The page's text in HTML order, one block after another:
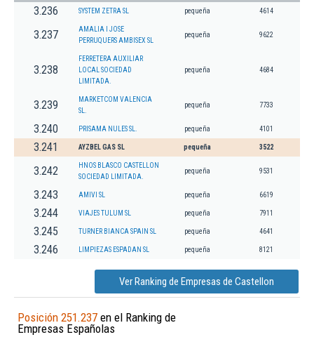
3.236 SYSTEM ZETRA SL pequeña 4614
3.237
AMALIA I JOSE
PERRUQUERS AMBISEX SL
pequeña 9622
3.238
FERRETERA AUXILIAR
LOCAL SOCIEDAD
LIMITADA.
pequeña 4684
3.239
MARKETCOM VALENCIA
SL.
pequeña 7733
3.240 PRISAMA NULES SL. pequeña 4101
3.241 AYZBEL GAS SL pequeña 3522
3.242
HNOS BLASCO CASTELLON
SOCIEDAD LIMITADA.
pequeña 9531
3.243 AMIVI SL pequeña 6619
3.244 VIAJES TULUM SL pequeña 7911
3.245 TURNER BIANCA SPAIN SL pequeña 4641
3.246 LIMPIEZAS ESPADAN SL pequeña 8121
Ver Ranking de Empresas de Castellon
Posición 251.237 en el Ranking de
Empresas Españolas